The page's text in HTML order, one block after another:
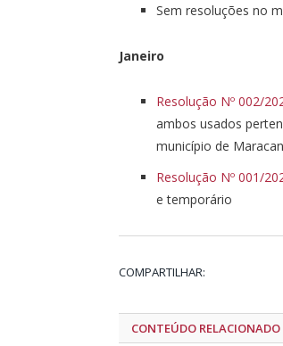
Sem resoluções no
Janeiro
Resolução Nº 002/
ambos usados
município de
Resolução Nº 001/
e temporário
COMPARTILHAR:
CONTEÚDO RELACIONADO